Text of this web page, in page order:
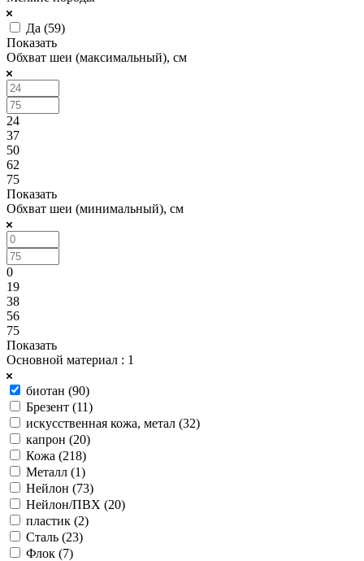
Да (59)
Показать
Обхват шеи (максимальный), см
24
37
50
62
75
Показать
Обхват шеи (минимальный), см
0
19
38
56
75
Показать
Основной материал : 1
биотан (90)
Брезент (11)
искусственная кожа, метал (32)
капрон (20)
Кожа (218)
Металл (1)
Нейлон (73)
Нейлон/ПВХ (20)
пластик (2)
Сталь (23)
Флок (7)